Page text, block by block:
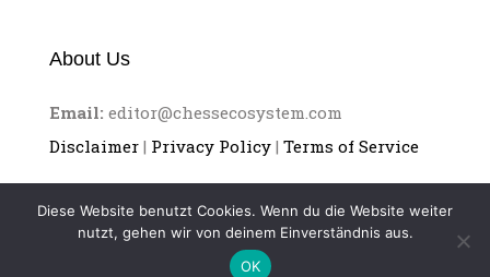
About Us
Email: editor@chessecosystem.com
Disclaimer | Privacy Policy | Terms of Service
Diese Website benutzt Cookies. Wenn du die Website weiter
nutzt, gehen wir von deinem Einverständnis aus.
OK